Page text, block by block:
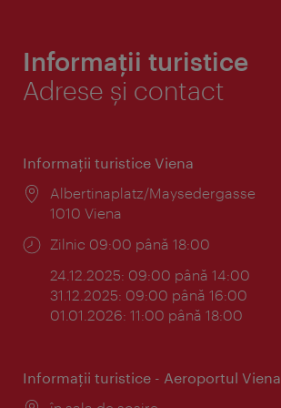
Informații turistice
Adrese și contact
Informaţii turistice Viena
Locul:
Albertinaplatz/Maysedergasse
1010 Viena
Program:
Zilnic 09:00 până 18:00
24.12.2025: 09:00 până 14:00
31.12.2025: 09:00 până 16:00
01.01.2026: 11:00 până 18:00
Informaţii turistice - Aeroportul Viena